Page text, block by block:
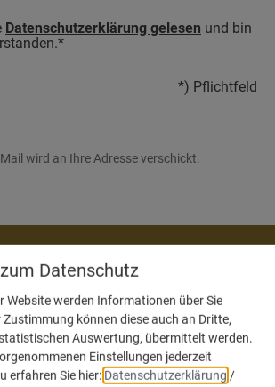
Datenschutzerklärung gelesen und bin
*) Pflichtfeld
wird an Ihre Adresse verschickt.
Wir sind die
Adelschlag, Egweil.
Datenschutz
Website werden Informationen über Sie
können diese auch an Dritte,
Auswertung, übermittelt werden.
Einstellungen jederzeit
erfahren Sie hier: Datenschutzerklärung /